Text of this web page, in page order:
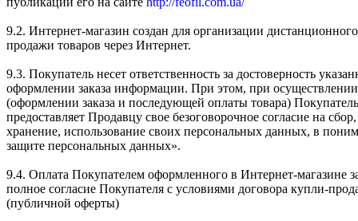
9.2. Интернет-магазин создан для организации
продажи товаров через Интернет.
9.3. Покупатель несет ответственность за достоверность
оформлении заказа информации. При этом, при
(оформлении заказа и последующей оплаты товара) Покупатель
предоставляет Продавцу свое безоговорочное согласие на
хранение, использование своих персональных данных, в
защите персональных данных».
9.4. Оплата Покупателем оформленного в Интернет-магазине
полное согласие Покупателя с условиями договора купли-
(публичной оферты)